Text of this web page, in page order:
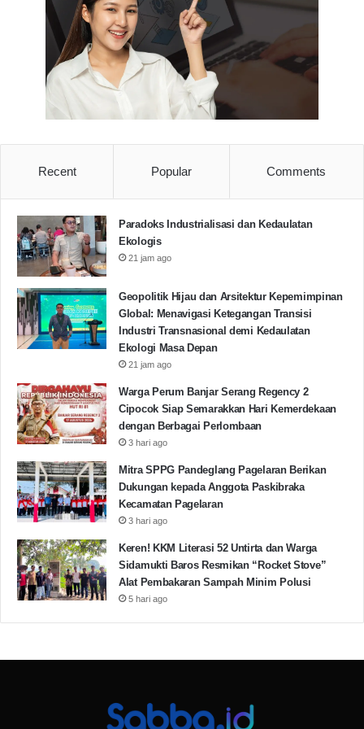
Yana masyarakat Sindangkerta.
Selain itu Yana juga berharap agar pohon mangrove
yang sudah ditanami ini bisa cepat tumbuh.
yang Pandeglang selatan ini, dan tentunya kami akan
menjaga dan memperhatikan pohon mangrove yang
sudah kita tanam bersama.”tutup Yana.(Wisnu/Red)
Cegah Abrasi
Mangrove Pantai Selatan pandeglang
Recent Popular Comments
Paradoks Industrialisasi dan Kedaulatan
Ekologis
21 jam ago
Geopolitik Hijau dan Arsitektur Kepemimpinan
Global: Menavigasi Ketegangan Transisi
Industri Transnasional demi Kedaulatan
Ekologi Masa Depan
21 jam ago
Warga Perum Banjar Serang Regency 2
Cipocok Siap Semarakkan Hari Kemerdekaan
dengan Berbagai Perlombaan
3 hari ago
Mitra SPPG Pandeglang Pagelaran Berikan
Dukungan kepada Anggota Paskibraka
Kecamatan Pagelaran
3 hari ago
Keren! KKM Literasi 52 Untirta dan Warga
Sidamukti Baros Resmikan “Rocket Stove”
Alat Pembakaran Sampah Minim Polusi
5 hari ago